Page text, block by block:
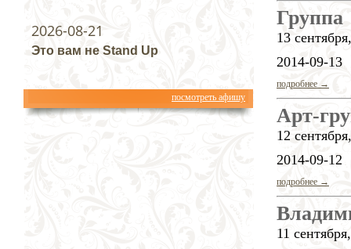
13
2014-09-13
подробнее →
Арт-
12
2014-09-12
подробнее →
11
2026-08-21
Это вам не Stand Up
посмотреть афишу